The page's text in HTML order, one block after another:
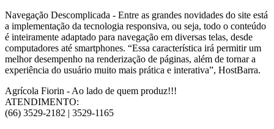
Navegação Descomplicada - Entre as grandes novidades do site está
a implementação da tecnologia responsiva, ou seja, todo o conteúdo
é inteiramente adaptado para navegação em diversas telas, desde
computadores até smartphones. “Essa característica irá permitir um
melhor desempenho na renderização de páginas, além de tornar a
experiência do usuário muito mais prática e interativa”, HostBarra.
Agrícola Fiorin - Ao lado de quem produz!!!
ATENDIMENTO:
(66) 3529-2182 | 3529-1165